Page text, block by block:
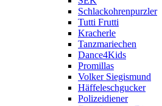
Schlackohrenpurzler
Tutti Frutti
Kracherle
Tanzmariechen
Dance4Kids
Promillas
Volker Siegismund
Häffeleschgucker
Polizeidiener